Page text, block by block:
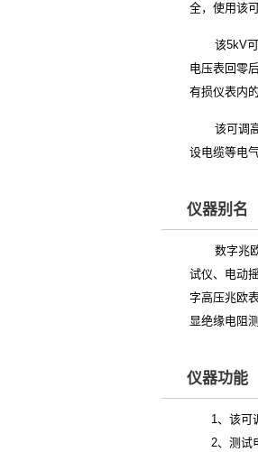
全，使用该
该5kV
电压表回零
有损仪表内
该可调
设电缆等电
仪器别名
数字兆
试仪、电动
字高压兆欧
显绝缘电阻
仪器功能
1、该可
2、测试